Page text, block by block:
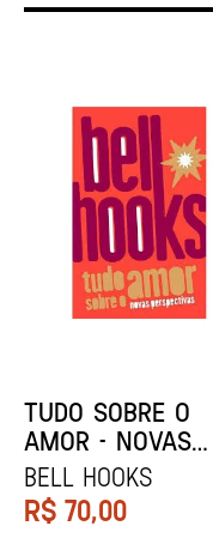
TUDO SOBRE O
AMOR - NOVAS
PERSPECTIVAS
bell hooks
R$ 70,00